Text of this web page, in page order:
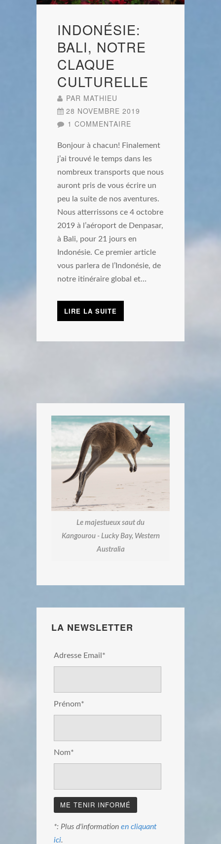
INDONÉSIE:
BALI, NOTRE
CLAQUE
CULTURELLE
PAR MATHIEU
28 NOVEMBRE 2019
1 COMMENTAIRE
Bonjour à chacun! Finalement
j’ai trouvé le temps dans les
nombreux transports que nous
auront pris de vous écrire un
peu la suite de nos aventures.
Nous atterrissons ce 4 octobre
2019 à l’aéroport de Denpasar,
à Bali, pour 21 jours en
Indonésie. Ce premier article
vous parlera de l’Indonésie, de
notre itinéraire global et…
LIRE LA SUITE
Le majestueux saut du
Kangourou - Lucky Bay, Western
Australia
LA NEWSLETTER
Adresse Email*
Prénom*
Nom*
*: Plus d'information en cliquant
ici.